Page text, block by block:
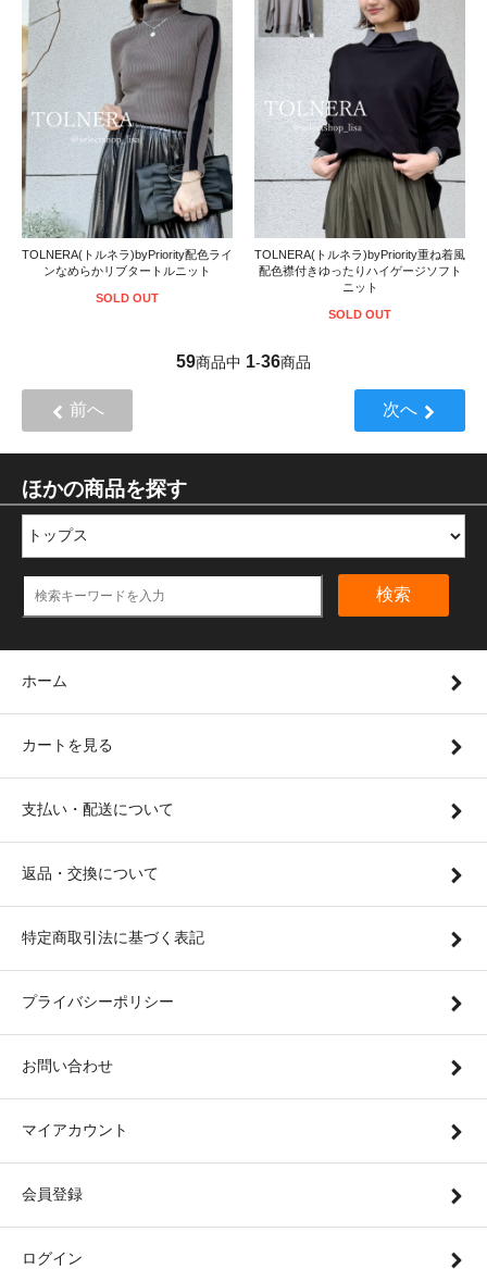
TOLNERA(トルネラ)byPriority配色ライ
ンなめらかリブタートルニット
SOLD OUT
TOLNERA(トルネラ)byPriority重ね着風
配色襟付きゆったりハイゲージソフト
ニット
SOLD OUT
59商品中 1-36商品
前へ 次へ
ほかの商品を探す
検索
ホーム
カートを見る
支払い・配送について
返品・交換について
特定商取引法に基づく表記
プライバシーポリシー
お問い合わせ
マイアカウント
会員登録
ログイン